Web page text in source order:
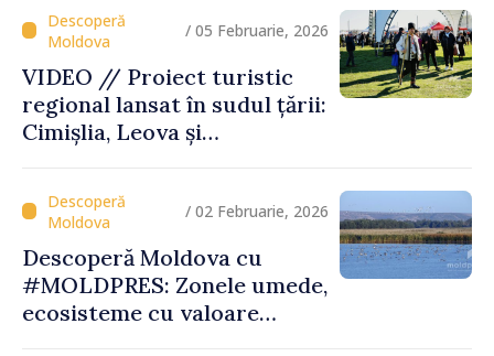
/ 05 Februarie, 2026
VIDEO // Proiect turistic
regional lansat în sudul țării:
Cimișlia, Leova și
/ 02 Februarie, 2026
Descoperă Moldova cu
#MOLDPRES: Zonele umede,
ecosisteme cu valoare